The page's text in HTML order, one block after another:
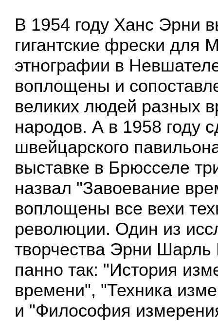
В 1954 году Ханс Эрни
гигантские фрески для
этнографии в
воплощены и
великих людей разных
народов. А в 1958 году
швейцарского
выставке в Брюсселе
назвал "Завоевание
воплощены все вехи
революции. Один из
творчества Эрни Шарль
панно так: "История
времени", "Техника
и "Философия